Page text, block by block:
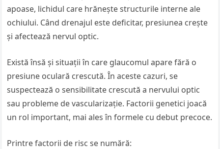
apoase, lichidul care hrănește structurile interne ale
ochiului. Când drenajul este deficitar, presiunea crește
și afectează nervul optic.
Există însă și situații în care glaucomul apare fără o
presiune oculară crescută. În aceste cazuri, se
suspectează o sensibilitate crescută a nervului optic
sau probleme de vascularizație. Factorii genetici joacă
un rol important, mai ales în formele cu debut precoce.
Printre factorii de risc se numără: